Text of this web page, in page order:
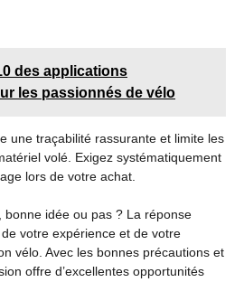
des applications
les passionnés de vélo
une traçabilité rassurante et limite les
volé. Exigez systématiquement
lors de votre achat.
bonne idée ou pas ? La réponse
votre expérience et de votre
vélo. Avec les bonnes précautions et
offre d’excellentes opportunités